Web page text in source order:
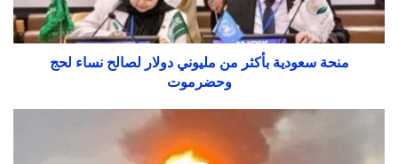
منحة سعودية بأكثر من مليوني دولار لصالح نساء لحج
وحضرموت